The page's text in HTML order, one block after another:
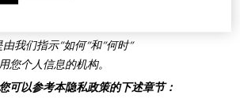
人信息，
由我们指示”如何”和”何时”
您个人信息的机构。
可以参考本隐私政策的下述章节：